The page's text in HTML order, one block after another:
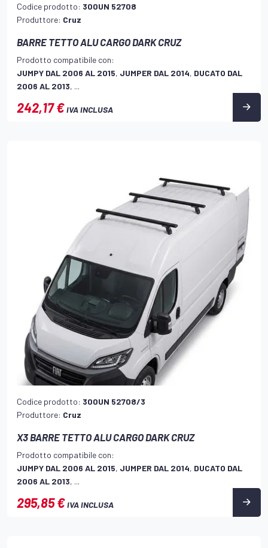
Codice prodotto: 300UN 52708
Produttore: Cruz
BARRE TETTO ALU CARGO DARK CRUZ
Prodotto compatibile con:
JUMPY DAL 2006 AL 2015, JUMPER DAL 2014, DUCATO DAL
2006 AL 2013, ...
242,17 €IVA INCLUSA
Codice prodotto: 300UN 52708/3
Produttore: Cruz
X3 BARRE TETTO ALU CARGO DARK CRUZ
Prodotto compatibile con:
JUMPY DAL 2006 AL 2015, JUMPER DAL 2014, DUCATO DAL
2006 AL 2013, ...
295,85 €IVA INCLUSA